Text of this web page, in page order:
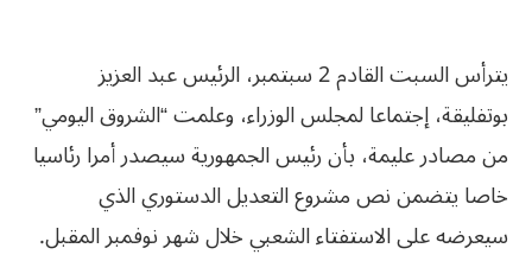
يترأس السبت القادم 2 سبتمبر، الرئيس عبد العزيز
بوتفليقة، إجتماعا لمجلس الوزراء، وعلمت “الشروق اليومي”
من مصادر عليمة، بأن رئيس الجمهورية سيصدر أمرا رئاسيا
خاصا يتضمن نص مشروع التعديل الدستوري الذي
سيعرضه على الاستفتاء الشعبي خلال شهر نوفمبر المقبل.